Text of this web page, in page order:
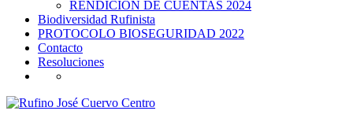
RENDICIÓN DE CUENTAS 2024
Biodiversidad Rufinista
PROTOCOLO BIOSEGURIDAD 2022
Contacto
Resoluciones